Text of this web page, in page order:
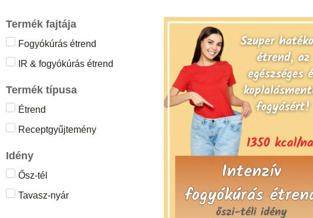
Termék fajtája
Fogyókúrás étrend
IR & fogyókúrás étrend
Termék típusa
Étrend
Receptgyűjtemény
Idény
Ősz-tél
Tavasz-nyár